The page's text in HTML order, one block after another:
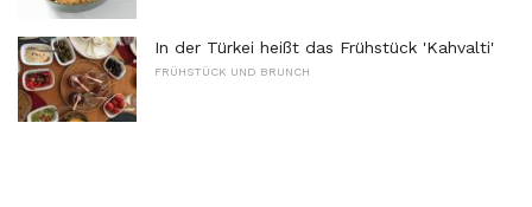
In der Türkei heißt das Frühstück 'Kahvalti'
FRÜHSTÜCK UND BRUNCH